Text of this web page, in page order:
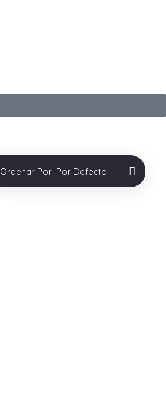
Ordenar Por: Por Defecto